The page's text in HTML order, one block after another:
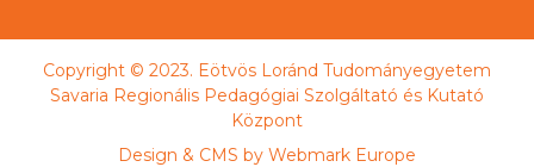
Copyright © 2023. Eötvös Loránd Tudományegyetem
Savaria Regionális Pedagógiai Szolgáltató és Kutató
Központ
Design & CMS by Webmark Europe